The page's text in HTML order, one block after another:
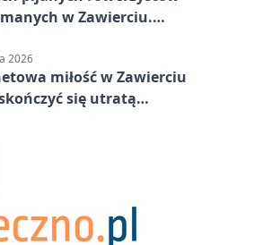
w Zawierciu.
2026
miłość w Zawierciu
się utratą